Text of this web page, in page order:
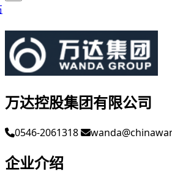
万达控股集团有限公司
0546-2061318
企业介绍